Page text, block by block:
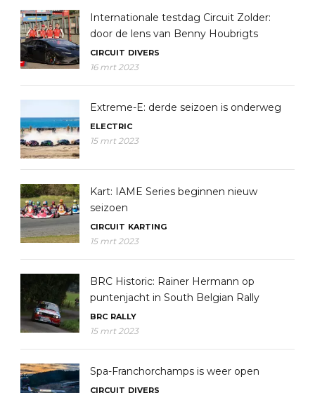
Internationale testdag Circuit Zolder:
door de lens van Benny Houbrigts
CIRCUIT DIVERS
16 mrt 2023
Extreme-E: derde seizoen is onderweg
ELECTRIC
15 mrt 2023
Kart: IAME Series beginnen nieuw
seizoen
CIRCUIT KARTING
15 mrt 2023
BRC Historic: Rainer Hermann op
puntenjacht in South Belgian Rally
BRC RALLY
15 mrt 2023
Spa-Franchorchamps is weer open
CIRCUIT DIVERS